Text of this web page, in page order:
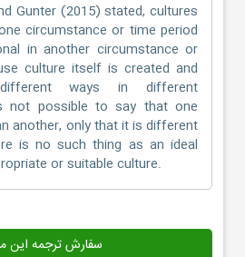
Gunter (2015) stated, cultures
circumstance or time period
in another circumstance or
culture itself is created and
ways in different
not possible to say that one
another, only that it is different
is no such thing as an ideal
or suitable culture.
سفارش ترجمه این